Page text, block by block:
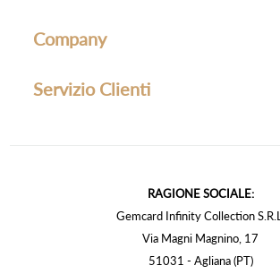
Company
Servizio Clienti
RAGIONE SOCIALE:
Gemcard Infinity Collection S.R.L.
Via Magni Magnino, 17
51031 - Agliana (PT)